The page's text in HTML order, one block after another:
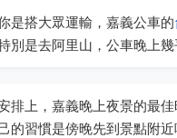
是搭大眾運輸，嘉義公車的
別是去阿里山，公車晚上
排上，嘉義晚上夜景的最
的習慣是傍晚先到景點附